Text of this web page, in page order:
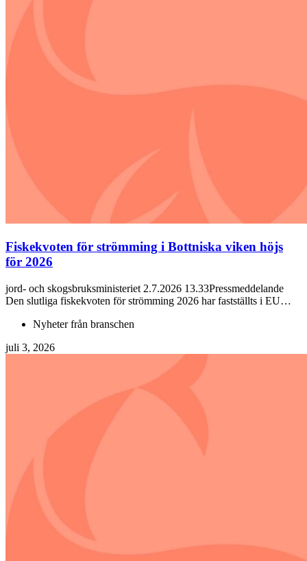
Fiskekvoten för strömming i Bottniska viken höjs
för 2026
jord- och skogsbruksministeriet 2.7.2026 13.33Pressmeddelande
Den slutliga fiskekvoten för strömming 2026 har fastställts i EU…
Nyheter från branschen
juli 3, 2026